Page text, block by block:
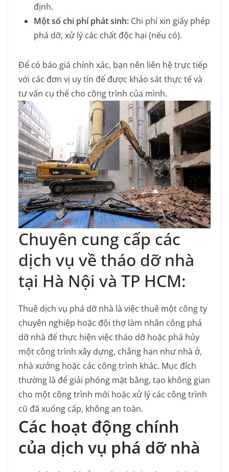
định.
Một số chi phí phát sinh: Chi phí xin giấy phép
phá dỡ, xử lý các chất độc hại (nếu có).
Để có báo giá chính xác, bạn nên liên hệ trực tiếp
với các đơn vị uy tín để được khảo sát thực tế và
tư vấn cụ thể cho công trình của mình.
Chuyên cung cấp các
dịch vụ về tháo dỡ nhà
tại Hà Nội và TP HCM:
Thuê dịch vụ phá dỡ nhà là việc thuê một công ty
chuyên nghiệp hoặc đội thợ làm nhân công phá
dỡ nhà để thực hiện việc tháo dỡ hoặc phá hủy
một công trình xây dựng, chẳng hạn như nhà ở,
nhà xưởng hoặc các công trình khác. Mục đích
thường là để giải phóng mặt bằng, tạo không gian
cho một công trình mới hoặc xử lý các công trình
cũ đã xuống cấp, không an toàn.
Các hoạt động chính
của dịch vụ phá dỡ nhà